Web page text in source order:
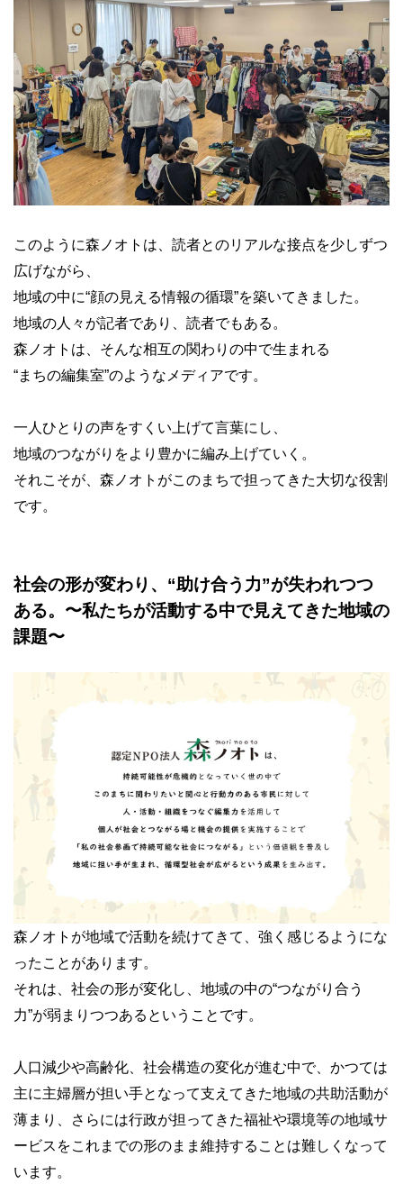
このように森ノオトは、読者とのリアルな接点を少しずつ
広げながら、
地域の中に“顔の見える情報の循環”を築いてきました。
地域の人々が記者であり、読者でもある。
森ノオトは、そんな相互の関わりの中で生まれる
“まちの編集室”のようなメディアです。
一人ひとりの声をすくい上げて言葉にし、
地域のつながりをより豊かに編み上げていく。
それこそが、森ノオトがこのまちで担ってきた大切な役割
です。
社会の形が変わり、“助け合う力”が失われつつ
ある。〜私たちが活動する中で見えてきた地域の
課題〜
森ノオトが地域で活動を続けてきて、強く感じるようにな
ったことがあります。
それは、社会の形が変化し、地域の中の“つながり合う
力”が弱まりつつあるということです。
人口減少や高齢化、社会構造の変化が進む中で、かつては
主に主婦層が担い手となって支えてきた地域の共助活動が
薄まり、さらには行政が担ってきた福祉や環境等の地域サ
ービスをこれまでの形のまま維持することは難しくなって
います。